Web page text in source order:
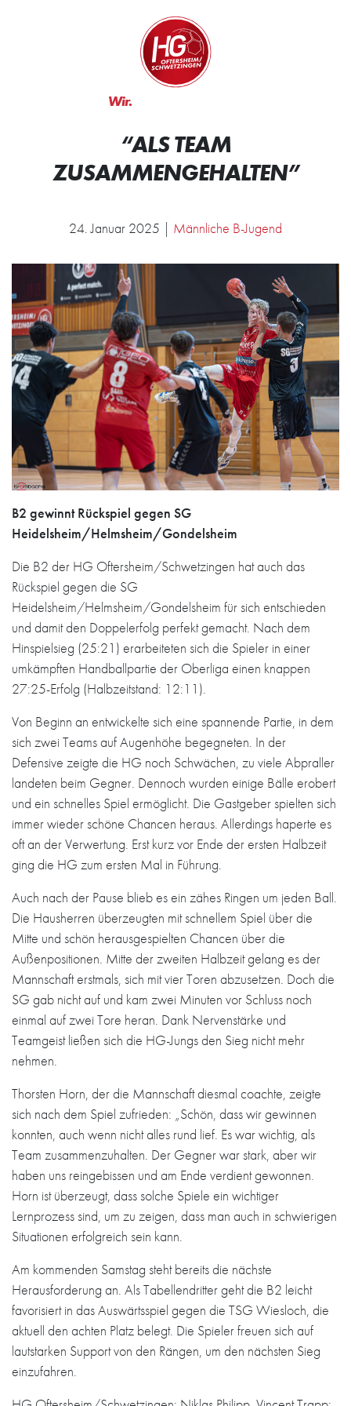
Zur Startseite
Wir.
“ALS TEAM
ZUSAMMENGEHALTEN”
24. Januar 2025 | Männliche B-Jugend
B2 gewinnt Rückspiel gegen SG
Heidelsheim/Helmsheim/Gondelsheim
Die B2 der HG Oftersheim/Schwetzingen hat auch das
Rückspiel gegen die SG
Heidelsheim/Helmsheim/Gondelsheim für sich entschieden
und damit den Doppelerfolg perfekt gemacht. Nach dem
Hinspielsieg (25:21) erarbeiteten sich die Spieler in einer
umkämpften Handballpartie der Oberliga einen knappen
27:25-Erfolg (Halbzeitstand: 12:11).
Von Beginn an entwickelte sich eine spannende Partie, in dem
sich zwei Teams auf Augenhöhe begegneten. In der
Defensive zeigte die HG noch Schwächen, zu viele Abpraller
landeten beim Gegner. Dennoch wurden einige Bälle erobert
und ein schnelles Spiel ermöglicht. Die Gastgeber spielten sich
immer wieder schöne Chancen heraus. Allerdings haperte es
oft an der Verwertung. Erst kurz vor Ende der ersten Halbzeit
ging die HG zum ersten Mal in Führung.
Auch nach der Pause blieb es ein zähes Ringen um jeden Ball.
Die Hausherren überzeugten mit schnellem Spiel über die
Mitte und schön herausgespielten Chancen über die
Außenpositionen. Mitte der zweiten Halbzeit gelang es der
Mannschaft erstmals, sich mit vier Toren abzusetzen. Doch die
SG gab nicht auf und kam zwei Minuten vor Schluss noch
einmal auf zwei Tore heran. Dank Nervenstärke und
Teamgeist ließen sich die HG-Jungs den Sieg nicht mehr
nehmen.
Thorsten Horn, der die Mannschaft diesmal coachte, zeigte
sich nach dem Spiel zufrieden: „Schön, dass wir gewinnen
konnten, auch wenn nicht alles rund lief. Es war wichtig, als
Team zusammenzuhalten. Der Gegner war stark, aber wir
haben uns reingebissen und am Ende verdient gewonnen.
Horn ist überzeugt, dass solche Spiele ein wichtiger
Lernprozess sind, um zu zeigen, dass man auch in schwierigen
Situationen erfolgreich sein kann.
Am kommenden Samstag steht bereits die nächste
Herausforderung an. Als Tabellendritter geht die B2 leicht
favorisiert in das Auswärtsspiel gegen die TSG Wiesloch, die
aktuell den achten Platz belegt. Die Spieler freuen sich auf
lautstarken Support von den Rängen, um den nächsten Sieg
einzufahren.